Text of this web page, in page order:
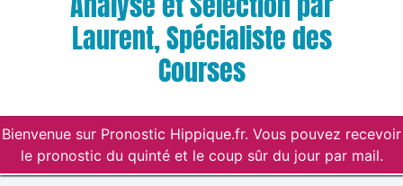
Laurent, Spécialiste des
Courses
Bienvenue sur Pronostic Hippique.fr. Vous pouvez recevoir
le pronostic du quinté et le coup sûr du jour par mail.